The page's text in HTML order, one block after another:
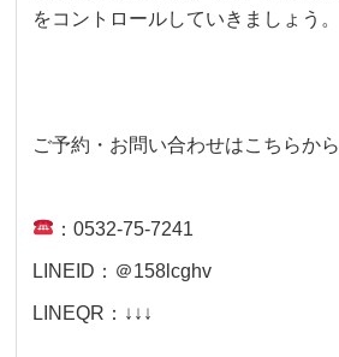
をコントロールしていきましょう。
ご予約・お問い合わせはこちらから
：0532-75-7241
LINEID：＠158lcghv
LINEQR：↓↓↓